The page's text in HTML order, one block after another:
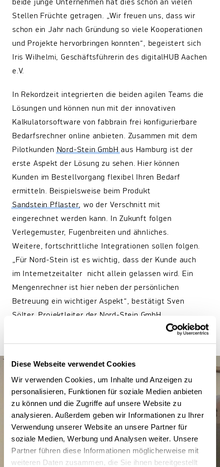
Diese Webseite verwendet Cookies
Wir verwenden Cookies, um Inhalte und Anzeigen zu
personalisieren, Funktionen für soziale Medien anbieten
zu können und die Zugriffe auf unsere Website zu
analysieren. Außerdem geben wir Informationen zu Ihrer
Verwendung unserer Website an unsere Partner für
soziale Medien, Werbung und Analysen weiter. Unsere
Partner führen diese Informationen möglicherweise mit
weiteren Daten zusammen, die Sie ihnen bereitgestellt
beide junge Unternehmen hat dies schon an vielen
Stellen Früchte getragen. „Wir freuen uns, dass wir
schon ein Jahr nach Gründung so viele Kooperationen
und Projekte hervorbringen konnten“, begeistert sich
Iris Wilhelmi, Geschäftsführerin des digitalHUB Aachen
e.V.
In Rekordzeit integrierten die beiden agilen Teams die
Lösungen und können nun mit der innovativen
Kalkulatorsoftware von fabbrain frei konfigurierbare
Bedarfsrechner online anbieten. Zusammen mit dem
PilotkundenNord-Stein GmbHaus Hamburg ist der
erste Aspekt der Lösung zu sehen. Hier können
Kunden im Bestellvorgang flexibel Ihren Bedarf
ermitteln. Beispielsweise beim Produkt
Sandstein Pflaster, wo der Verschnitt mit
eingerechnet werden kann. In Zukunft folgen
Verlegemuster, Fugenbreiten und ähnliches.
Weitere, fortschrittliche Integrationen sollen folgen.
„Für Nord-Stein ist es wichtig, dass der Kunde auch
im Internetzeitalter nicht allein gelassen wird. Ein
Mengenrechner ist hier neben der persönlichen
Betreuung ein wichtiger Aspekt“, bestätigt Sven
Sölter, Projektleiter der Nord-Stein GmbH.